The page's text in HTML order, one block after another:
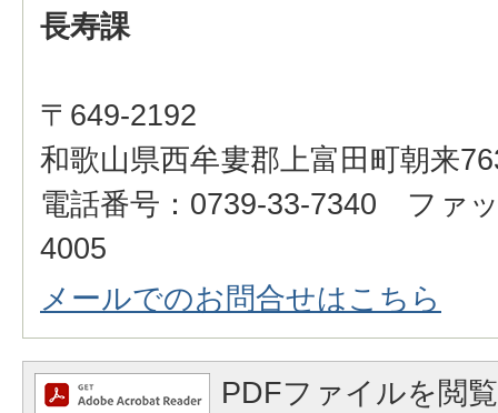
長寿課
〒649-2192
和歌山県西牟婁郡上富田町朝来
電話番号：0739-33-7340 ファ
4005
メールでのお問合せはこちら
PDFファイルを閲